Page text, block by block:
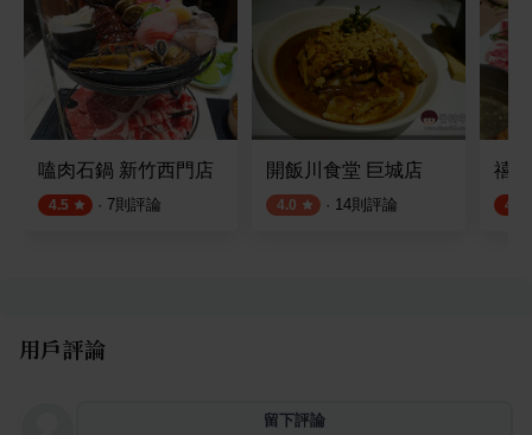
嗑肉石鍋 新竹西門店
4.5 · 7則評論
開飯川食堂 巨城店
4.0 · 14則評論
禧
4.5
用戶評論
留下評論